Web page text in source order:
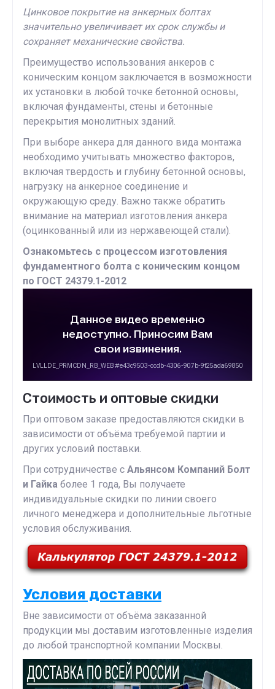
Цинковое покрытие на анкерных болтах
значительно увеличивает их срок службы и
сохраняет механические свойства.
Преимущество использования анкеров с
коническим концом заключается в возможности
их установки в любой точке бетонной основы,
включая фундаменты, стены и бетонные
перекрытия монолитных зданий.
При выборе анкера для данного вида монтажа
необходимо учитывать множество факторов,
включая твердость и глубину бетонной основы,
нагрузку на анкерное соединение и
окружающую среду. Важно также обратить
внимание на материал изготовления анкера
(оцинкованный или из нержавеющей стали).
Ознакомьтесь с процессом изготовления
фундаментного болта с коническим концом
по ГОСТ 24379.1-2012
Стоимость и оптовые скидки
При оптовом заказе предоставляются скидки в
зависимости от объёма требуемой партии и
других условий поставки.
При сотрудничестве с Альянсом Компаний Болт
и Гайка более 1 года, Вы получаете
индивидуальные скидки по линии своего
личного менеджера и дополнительные льготные
условия обслуживания.
Условия доставки
Вне зависимости от объёма заказанной
продукции мы доставим изготовленные изделия
до любой транспортной компании Москвы.